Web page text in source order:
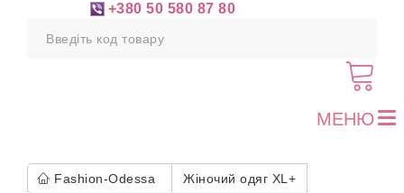
+380 50 580 87 80
МЕНЮ
Fashion-Odessa Жіночий одяг XL+